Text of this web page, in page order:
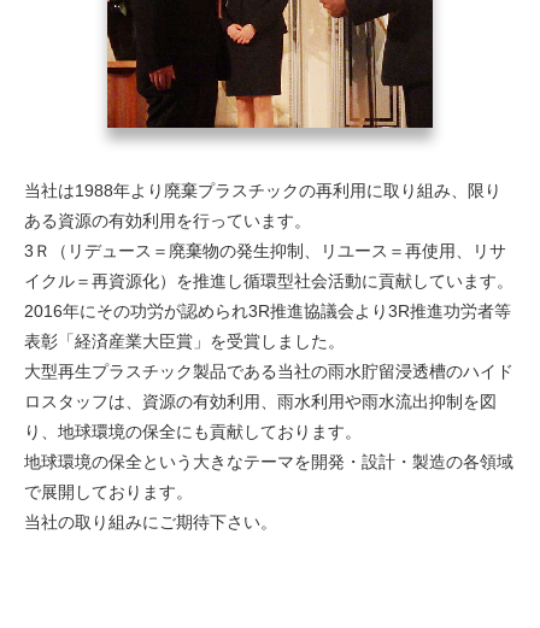
当社は1988年より廃棄プラスチックの再利用に取り組み、限り
ある資源の有効利用を行っています。
3Ｒ（リデュース＝廃棄物の発生抑制、リユース＝再使用、リサ
イクル＝再資源化）を推進し循環型社会活動に貢献しています。
2016年にその功労が認められ3R推進協議会より3R推進功労者等
表彰「経済産業大臣賞」を受賞しました。
大型再生プラスチック製品である当社の雨水貯留浸透槽のハイド
ロスタッフは、資源の有効利用、雨水利用や雨水流出抑制を図
り、地球環境の保全にも貢献しております。
地球環境の保全という大きなテーマを開発・設計・製造の各領域
で展開しております。
当社の取り組みにご期待下さい。